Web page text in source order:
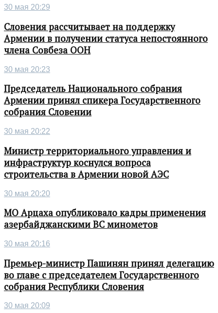
30 мая 20:29
Словения рассчитывает на поддержку
Армении в получении статуса непостоянного
члена Совбеза ООН
30 мая 20:23
Председатель Национального собрания
Армении принял спикера Государственного
собрания Словении
30 мая 20:22
Министр территориального управления и
инфраструктур коснулся вопроса
строительства в Армении новой АЭС
30 мая 20:20
МО Арцаха опубликовало кадры применения
азербайджанскими ВС минометов
30 мая 20:16
Премьер-министр Пашинян принял делегацию
во главе с председателем Государственного
собрания Республики Словения
30 мая 20:09